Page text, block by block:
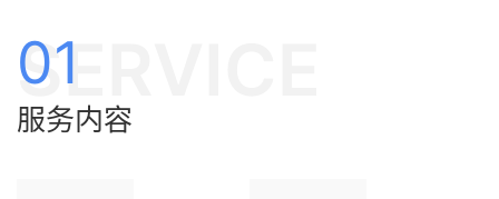
01
SERVICE
服务内容